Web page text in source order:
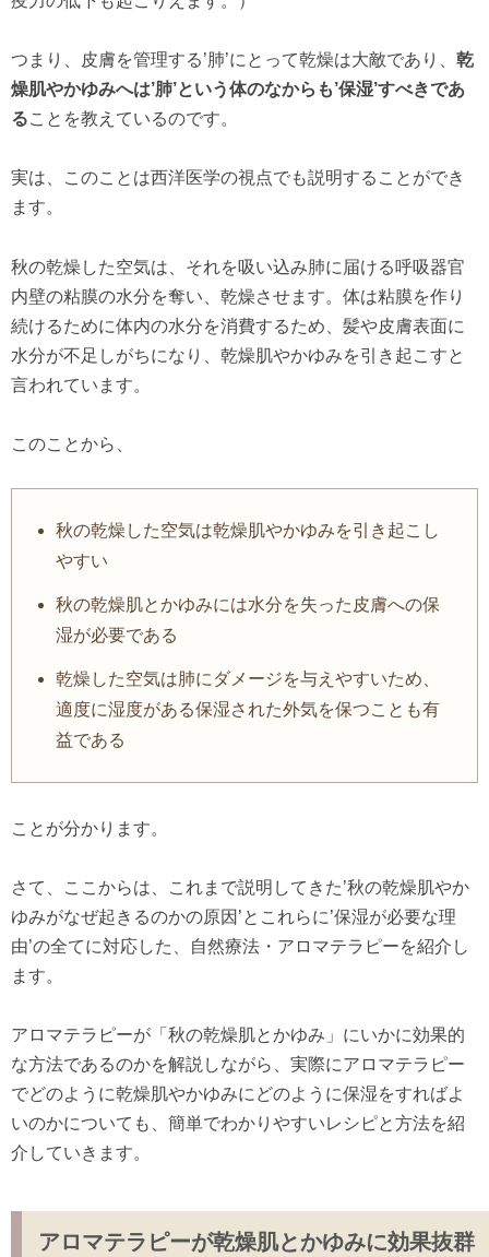
つまり、皮膚を管理する’肺’にとって乾燥は大敵であり、 乾
燥肌やかゆみへは’肺’という体のなからも’保湿’すべきであ
ることを教えているのです。
実は、このことは西洋医学の視点でも説明することができ
ます。
秋の乾燥した空気は、それを吸い込み肺に届ける呼吸器官
内壁の粘膜の水分を奪い、乾燥させます。体は粘膜を作り
続けるために体内の水分を消費するため、髪や皮膚表面に
水分が不足しがちになり、乾燥肌やかゆみを引き起こすと
言われています。
このことから、
秋の乾燥した空気は乾燥肌やかゆみを引き起こし
やすい
秋の乾燥肌とかゆみには水分を失った皮膚への保
湿が必要である
乾燥した空気は肺にダメージを与えやすいため、
適度に湿度がある保湿された外気を保つことも有
益である
ことが分かります。
さて、ここからは、これまで説明してきた’秋の乾燥肌やか
ゆみがなぜ起きるのかの原因’とこれらに’保湿が必要な理
由’の全てに対応した、自然療法・アロマテラピーを紹介し
ます。
アロマテラピーが「秋の乾燥肌とかゆみ」にいかに効果的
な方法であるのかを解説しながら、実際にアロマテラピー
でどのように乾燥肌やかゆみにどのように保湿をすればよ
いのかについても、簡単でわかりやすいレシピと方法を紹
介していきます。
アロマテラピーが乾燥肌とかゆみに効果抜群